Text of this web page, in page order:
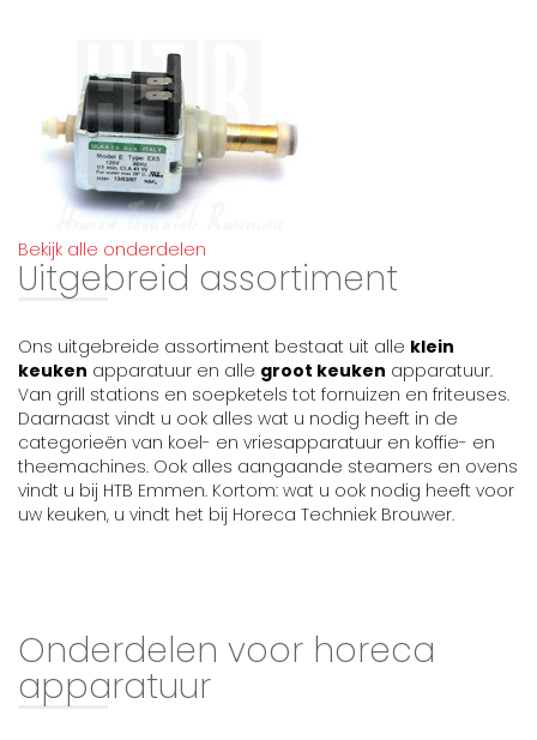
Bekijk alle onderdelen
Uitgebreid assortiment
Ons uitgebreide assortiment bestaat uit alle klein
keuken apparatuur en alle groot keuken apparatuur.
Van grill stations en soepketels tot fornuizen en friteuses.
Daarnaast vindt u ook alles wat u nodig heeft in de
categorieën van koel- en vriesapparatuur en koffie- en
theemachines. Ook alles aangaande steamers en ovens
vindt u bij HTB Emmen. Kortom: wat u ook nodig heeft voor
uw keuken, u vindt het bij Horeca Techniek Brouwer.
Onderdelen voor horeca
apparatuur